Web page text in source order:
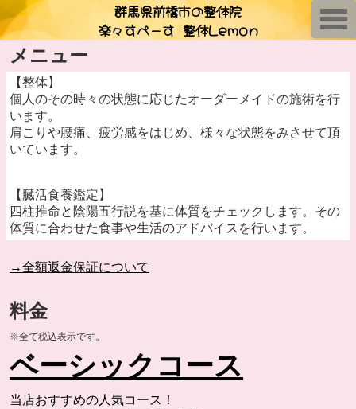
群馬県前橋市の整体院
楽々すぺーす 整体Lemon
メニュー
【整体】
個人のその時々の状態に応じたオーダーメイドの施術を行
います。
肩こりや腰痛、疲労感をはじめ、様々な状態をみさせて頂
いています。
【臓活食養鑑定】
四柱推命と陰陽五行説を基に体質をチェックします。その
体質に合わせた食事や生活のアドバイスを行います。
→全額返金保証について
料金
※全て税込表示です。
ベーシックコース
当店おすすめの人気コース！
T
o
g
e
a
g